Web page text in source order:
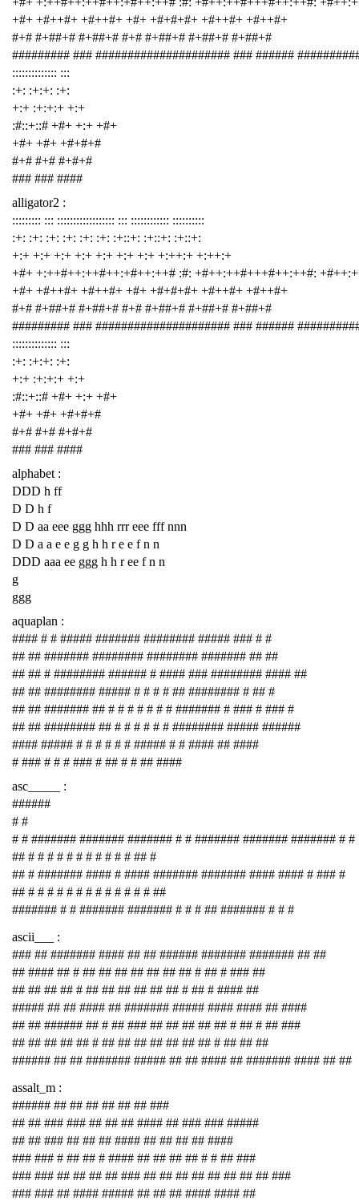
+#+ +#++#+ +#++#+ +#+ +#+#+#+ +#++#+ +#++#+
#+# #+##+# #+##+# #+# #+##+# #+##+# #+##+#
######### ### ##################### ### ######
:::::::::::::: :::
:+: :+:+: :+:
+:+ :+:+:+ +:+
:#::+::# +#+ +:+ +#+
+#+ +#+ +#+#+#
#+# #+# #+#+#
### ### ####
alligator2 :
::::::::: ::: :::::::::::::::::: ::: :::::::::::: ::::::::::
:+: :+: :+: :+: :+: :+: :+::+: :+::+: :+::+:
+:+ +:+ +:+ +:+ +:+ +:+ +:+ +:++:+ +:++:+
+#+ +:++#++:++#++:+#++:++# :#: +#++:++#+++#++:++#:
+#+ +#++#+ +#++#+ +#+ +#+#+#+ +#++#+ +#++#+
#+# #+##+# #+##+# #+# #+##+# #+##+# #+##+#
######### ### ##################### ### ######
:::::::::::::: :::
:+: :+:+: :+:
+:+ :+:+:+ +:+
:#::+::# +#+ +:+ +#+
+#+ +#+ +#+#+#
#+# #+# #+#+#
### ### ####
alphabet :
DDD h ff
D D h f
D D aa eee ggg hhh rrr eee fff nnn
D D a a e e g g h h r e e f n n
DDD aaa ee ggg h h r ee f n n
g
ggg
aquaplan :
#### # # ##### ####### ######## ##### ### # #
## ## ####### ######## ######## ####### ## ##
## ## # ######## ###### # #### ### ######## #### ##
## ## ######## ##### # # # # ## ######## # ## #
## ## ####### ## # # # # # # # ####### # ### # ### #
## ## ######## ## # # # # # # ######## ##### ######
#### ##### # # # # # # ##### # # #### ## ####
# ### # # # ### # ## # # ## ####
asc_____ :
######
# #
# # ####### ####### ####### # # ####### ####### ####### # #
## # # # # # # # # # # # ## #
## # ####### #### # #### ####### ####### #### #### # ### #
## # # # # # # # # # # # # # ##
####### # # ####### ####### # # # ## ####### # # #
ascii___ :
### ## ####### #### ## ## ###### ####### ####### ## ##
## #### ## # ## ## ## ## ## ## ## # ## # ### ##
## ## ## ## # ## ## ## ## ## ## # ## # #### ##
##### ## ## #### ## ####### ##### #### #### ## ####
## ## ###### ## # ## ### ## ## ## ## ## # ## # ## ###
## ## ## ## ## # ## ## ## ## ## ## ## # ## ## ##
###### ## ## ####### ##### ## ## #### ## ####### #### ## ##
assalt_m :
###### ## ## ## ## ## ## ###
## ## ### ### ## ## ## #### ## ### ### #####
## ## ### ## ## ## #### ## ## ## ## ####
### ### # ## ## # #### ## ## ## ## # # ## ###
### ### ## ## ## ## ### ## ## ## ## ## ## ## ## ###
### ### ## #### ##### ## ## ## #### #### ##